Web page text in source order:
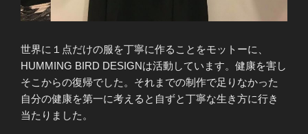
世界に１点だけの服を丁寧に作ることをモットーに、
HUMMING BIRD DESIGNは活動しています。健康を害し
そこからの復帰でした。それまでの制作で足りなかった
自分の健康を第一に考えると自ずと丁寧な生き方に行き
当たりました。